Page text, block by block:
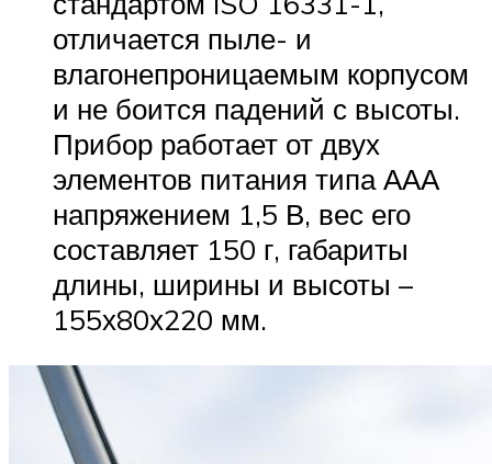
отличается пыле- и
влагонепроницаемым корпусом
и не боится падений с высоты.
Прибор работает от двух
элементов питания типа ААА
напряжением 1,5 В, вес его
составляет 150 г, габариты
длины, ширины и высоты –
155х80х220 мм.